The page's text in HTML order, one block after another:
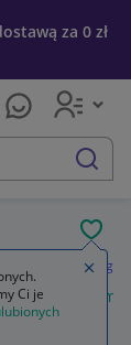
za 0 zł
szukaj
Samsung
s24
Ci je